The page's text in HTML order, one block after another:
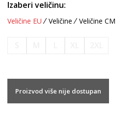
Izaberi veličinu:
Veličine EU Veličine Veličine CM
Proizvod više nije dostupan